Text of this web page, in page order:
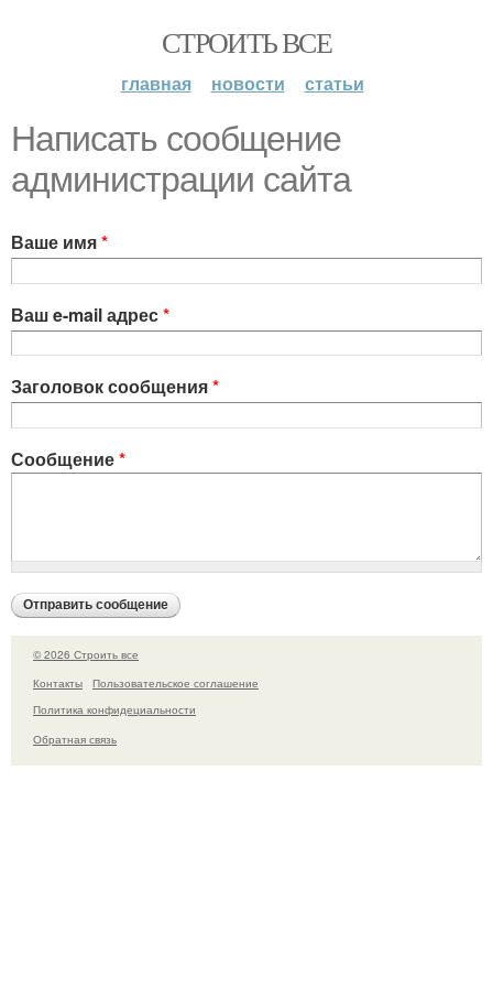
СТРОИТЬ ВСЕ
главная новости статьи
Написать сообщение
администрации сайта
Ваше имя*
Ваш e-mail адрес*
Заголовок сообщения*
Сообщение*
© 2026 Строить все
Контакты
Пользовательское соглашение
Политика конфидециальности
Обратная связь